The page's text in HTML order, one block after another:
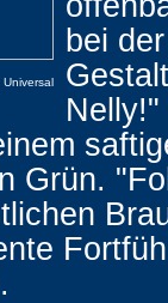
Universal
bei
Grün.